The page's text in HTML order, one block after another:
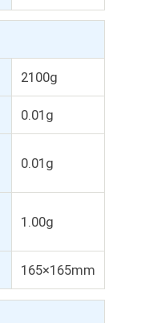
2100g
0.01g
0.01g
1.00g
165×165mm